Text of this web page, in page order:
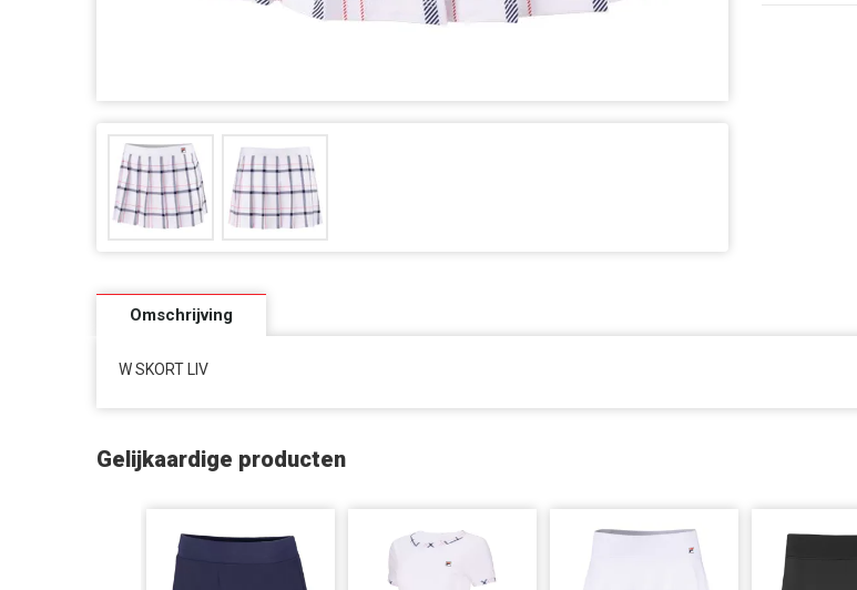
Omschrijving
W SKORT LIV
Gelijkaardige producten